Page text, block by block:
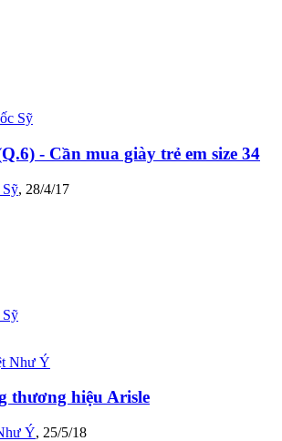
- Cần mua giày trẻ em size 34
Sỹ, 28/4/17
Sỹ
thương hiệu Arisle
Ý, 25/5/18